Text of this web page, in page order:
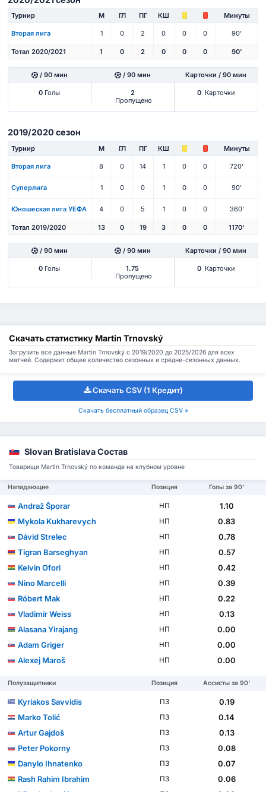
Турнир М ГЛ ПГ КШ Минуты
Вторая лига 1 0 2 0 0 0 90'
Тотал 2020/2021 1 0 2 0 0 0 90'
/ 90 мин / 90 мин Карточки / 90 мин
0 Голы
2
Пропущено
0 Карточки
2019/2020 сезон
Турнир М ГЛ ПГ КШ Минуты
Вторая лига 8 0 14 1 0 0 720'
Суперлига 1 0 0 1 0 0 90'
Юношеская лига УЕФА 4 0 5 1 0 0 360'
Тотал 2019/2020 13 0 19 3 0 0 1170'
/ 90 мин / 90 мин Карточки / 90 мин
0 Голы
1.75
Пропущено
0 Карточки
Скачать статистику Martin Trnovský
Загрузить все данные Martin Trnovský с 2019/2020 до 2025/2026 для всех
матчей. Содержит общее количество сезонных и средне-сезонных данных.
Скачать CSV (1 Кредит)
Скачать бесплатный образец CSV »
Slovan Bratislava Состав
Товарищи Martin Trnovský по команде на клубном уровне
Нападающие Позиция Голы за 90'
Andraž Šporar НП
1.10
Mykola Kukharevych
НП
0.83
Dávid Strelec
НП
0.78
Tigran Barseghyan
НП
0.57
Kelvin Ofori
НП
0.42
Nino Marcelli
НП
0.39
Róbert Mak
НП
0.22
Vladimír Weiss
НП
0.13
Alasana Yirajang
НП
0.00
Adam Griger
НП
0.00
Alexej Maroš
НП 0.00
Полузащитники Позиция Ассисты за 90'
Kyriakos Savvidis ПЗ
0.19
Marko Tolić
ПЗ
0.14
Artur Gajdoš
ПЗ
0.13
Peter Pokorny
ПЗ
0.08
Danylo Ihnatenko
ПЗ
0.07
Rash Rahim Ibrahim
ПЗ
0.06